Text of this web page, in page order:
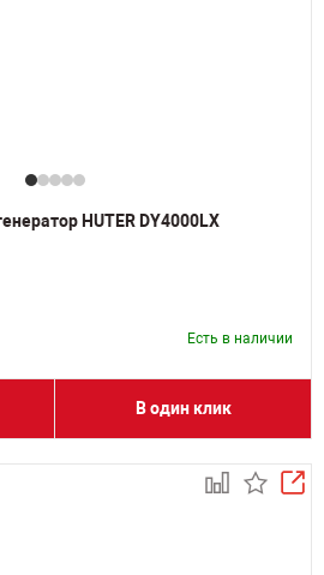
HUTER DY4000LX
Есть в наличии
В один клик